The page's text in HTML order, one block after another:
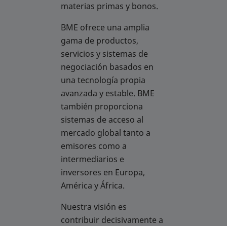
materias primas y bonos.
BME ofrece una amplia
gama de productos,
servicios y sistemas de
negociación basados en
una tecnología propia
avanzada y estable. BME
también proporciona
sistemas de acceso al
mercado global tanto a
emisores como a
intermediarios e
inversores en Europa,
América y África.
Nuestra visión es
contribuir decisivamente a